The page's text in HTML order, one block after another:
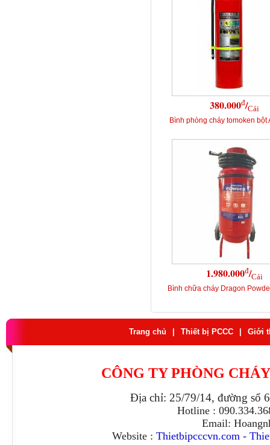
380.000đ/Cái
Bình phòng cháy tomoken bột
1.980.000đ/Cái
Bình chữa cháy Dragon
Trang chủ Thiết bị PCCC Giới
CÔNG TY PHÒNG
Địa chỉ: 25/79/14, đường số
Hotline :
Email:
Website : Thietbipcccvn.com -